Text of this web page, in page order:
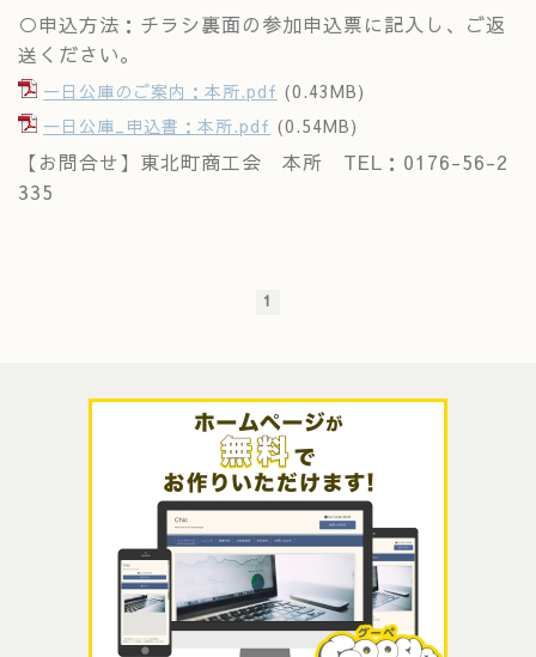
○申込方法：チラシ裏面の参加申込票に記入し、ご返
送ください。
一日公庫のご案内：本所.pdf (0.43MB)
一日公庫_申込書：本所.pdf (0.54MB)
【お問合せ】東北町商工会 本所 TEL：0176-56-2
335
1